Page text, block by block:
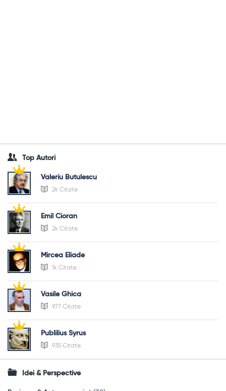
Top Autori
Valeriu Butulescu
2k Citate
Emil Cioran
2k Citate
Mircea Eliade
1k Citate
Vasile Ghica
977 Citate
Publilius Syrus
935 Citate
Idei & Perspective